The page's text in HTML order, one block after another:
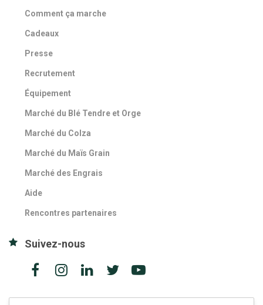
Comment ça marche
Cadeaux
Presse
Recrutement
Équipement
Marché du Blé Tendre et Orge
Marché du Colza
Marché du Maïs Grain
Marché des Engrais
Aide
Rencontres partenaires
Suivez-nous